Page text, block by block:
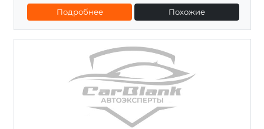
Подробнее Похожие